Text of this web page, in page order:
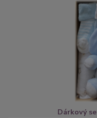
Dárkový